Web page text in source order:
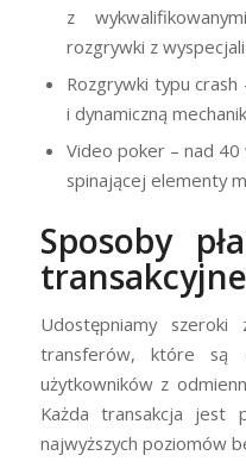
z
rozgrywki z
Rozgrywki typu crash
i dynamiczną
Video poker – nad
spinającej elementy
Sposoby
transakcyjne
Udostępniamy
transferów, które są
użytkowników z
Każda transakcja jest
najwyższych poziomów